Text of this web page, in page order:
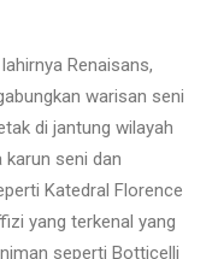
Renaisans,
warisan seni
di jantung wilayah
karun seni dan
Katedral Florence
yang terkenal yang
seperti Botticelli